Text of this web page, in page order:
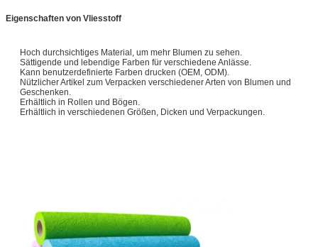
Eigenschaften von Vliesstoff
Hoch durchsichtiges Material, um mehr Blumen zu sehen.
Sättigende und lebendige Farben für verschiedene Anlässe.
Kann benutzerdefinierte Farben drucken (OEM, ODM).
Nützlicher Artikel zum Verpacken verschiedener Arten von Blumen und
Geschenken.
Erhältlich in Rollen und Bögen.
Erhältlich in verschiedenen Größen, Dicken und Verpackungen.